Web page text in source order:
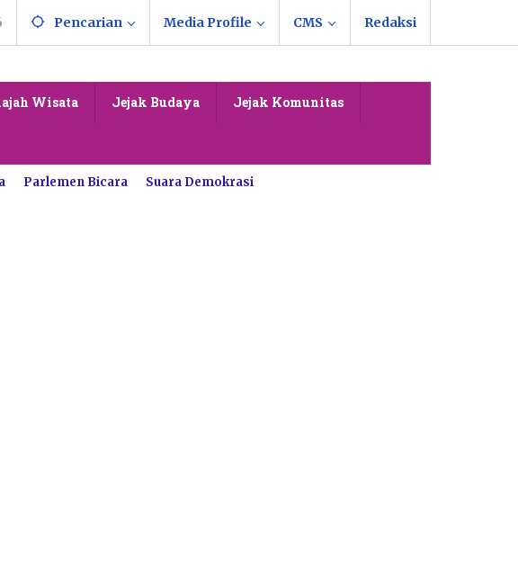
Pencarian Media Profile CMS Redaksi
Wisata Jejak Budaya Jejak Komunitas
Parlemen Bicara Suara Demokrasi